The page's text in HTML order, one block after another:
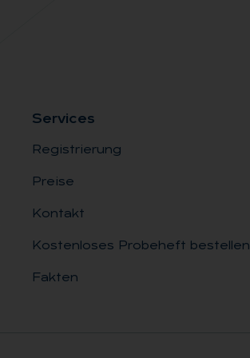
Ser­vices
Registrierung
Preise
Kontakt
Kostenloses Probeheft bestellen
Fakten